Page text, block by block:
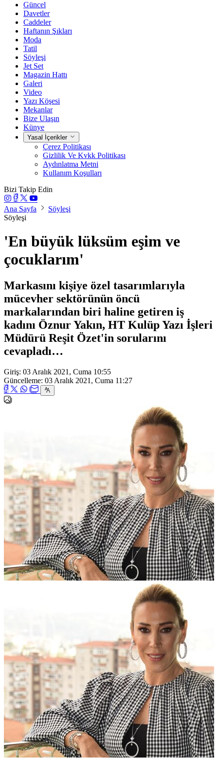
Güncel
Davetler
Caddeler
Haftanın Şıkları
Moda
Tatil
Söyleşi
Jet Set
Magazin Hattı
Galeri
Video
Yazı Köşesi
Mekanlar
Bize Ulaşın
Künye
Yasal İçerikler
Çerez Politikası
Gizlilik Ve Kvkk Politikası
Aydınlatma Metni
Kullanım Koşulları
Bizi Takip Edin
Ana Sayfa
Söyleşi
Söyleşi
'En büyük lüksüm eşim ve
çocuklarım'
Markasını kişiye özel tasarımlarıyla
mücevher sektörünün öncü
markalarından biri haline getiren iş
kadını Öznur Yakın, HT Kulüp Yazı İşleri
Müdürü Reşit Özet'in sorularını
cevapladı…
Giriş: 03 Aralık 2021, Cuma 10:55
Güncelleme: 03 Aralık 2021, Cuma 11:27